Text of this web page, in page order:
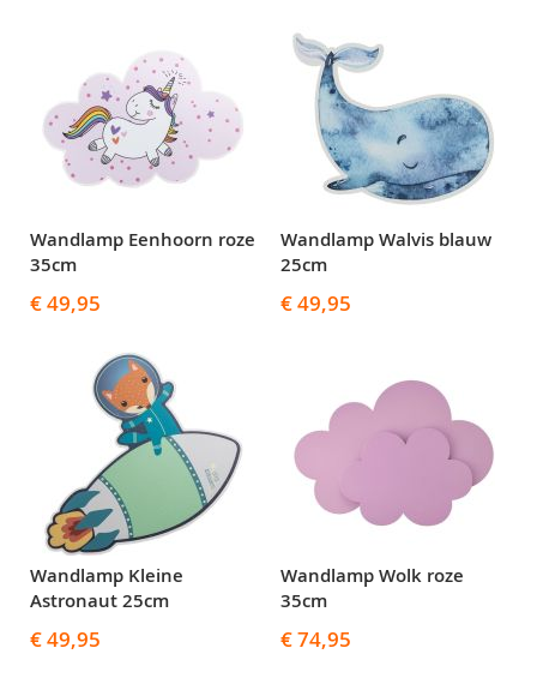
Wandlamp Eenhoorn roze
35cm
€ 49,95
Wandlamp Walvis blauw
25cm
€ 49,95
Wandlamp Kleine
Astronaut 25cm
€ 49,95
Wandlamp Wolk roze
35cm
€ 74,95